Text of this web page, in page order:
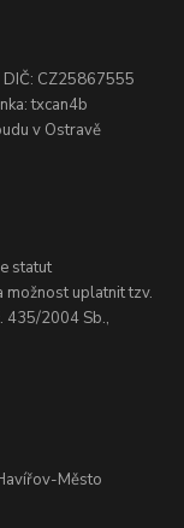
DIČ: CZ25867555
txcan4b
v Ostravě
statut
možnost uplatnit tzv.
435/2004 Sb.,
Město